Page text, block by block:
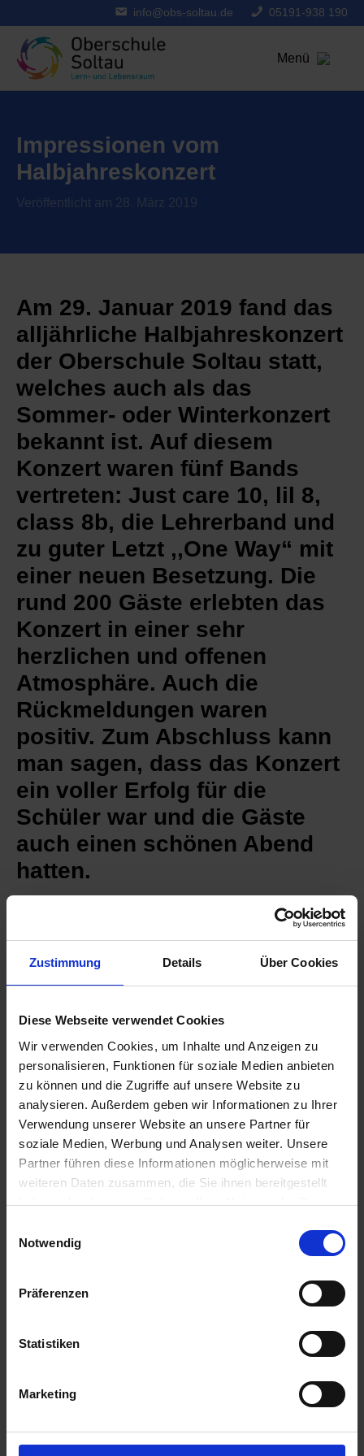
Zustimmung Details Über Cookies
Diese Webseite verwendet Cookies
Wir verwenden Cookies, um Inhalte und Anzeigen zu
personalisieren, Funktionen für soziale Medien anbieten
zu können und die Zugriffe auf unsere Website zu
analysieren. Außerdem geben wir Informationen zu Ihrer
Verwendung unserer Website an unsere Partner für
soziale Medien, Werbung und Analysen weiter. Unsere
Partner führen diese Informationen möglicherweise mit
weiteren Daten zusammen, die Sie ihnen bereitgestellt
haben oder die sie im Rahmen Ihrer Nutzung der Dienste
Notwendig
Präferenzen
Statistiken
Marketing
info@obs-soltau.de 05191-938 190
Menü
Impressionen vom
Halbjahreskonzert
Veröffentlicht am 28. März 2019
Am 29. Januar 2019 fand das
alljährliche Halbjahreskonzert
der Oberschule Soltau statt,
welches auch als das
Sommer- oder Winterkonzert
bekannt ist. Auf diesem
Konzert waren fünf Bands
vertreten: Just care 10, lil 8,
class 8b, die Lehrerband und
zu guter Letzt ,,One Way“ mit
einer neuen Besetzung. Die
rund 200 Gäste erlebten das
Konzert in einer sehr
herzlichen und offenen
Atmosphäre. Auch die
Rückmeldungen waren
positiv. Zum Abschluss kann
man sagen, dass das Konzert
ein voller Erfolg für die
Schüler war und die Gäste
auch einen schönen Abend
hatten.
Merle
Burrasch & Lena Crone, Just
care 10